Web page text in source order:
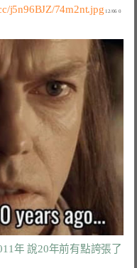
j5n96BJZ/74m2nt.jpg 12/06 0
年 說20年前有點誇張了